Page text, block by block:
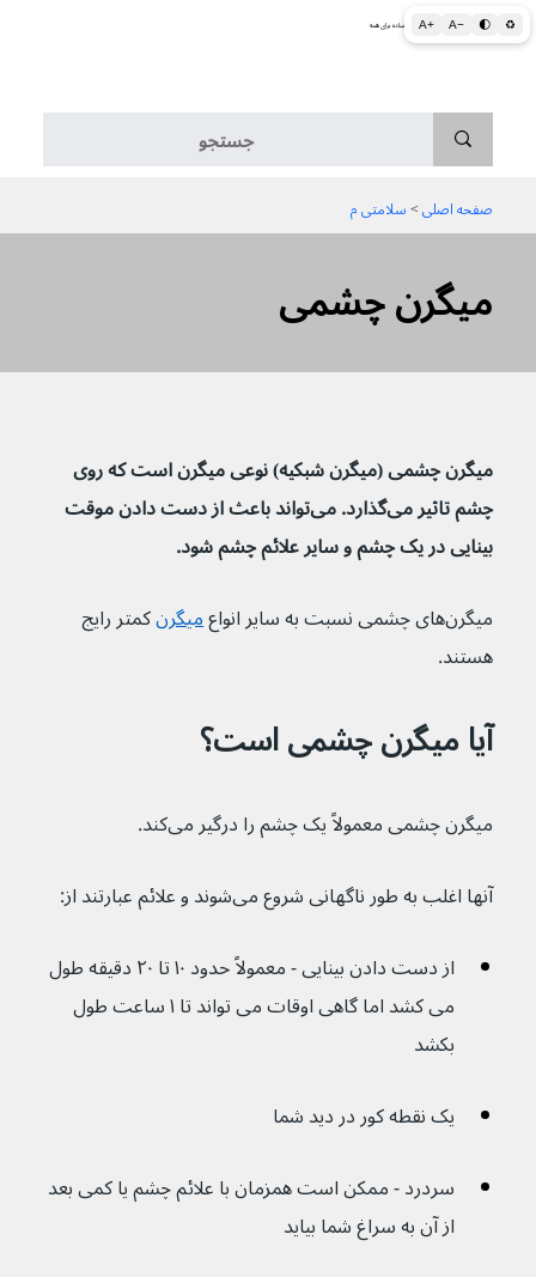
A+ A− 🌓 ♻ اطلاعات پزشکی و بهداشتی به زبان ساده برای همه
میگرن چشمی
صفحه اصلی > سلامتی م
میگرن چشمی (میگرن شبکیه) نوعی میگرن است که روی
چشم تاثیر می‌گذارد. می‌تواند باعث از دست دادن موقت
بینایی در یک چشم و سایر علائم چشم شود.
میگرن‌های چشمی نسبت به سایر انواع
میگرن کمتر رایج
هستند.
آیا میگرن چشمی است؟
میگرن چشمی معمولاً یک چشم را درگیر می‌کند.
آنها اغلب به طور ناگهانی شروع می‌شوند و علائم عبارتند از:
از دست دادن بینایی - معمولاً حدود ۱۰ تا ۲۰ دقیقه طول
می کشد اما گاهی اوقات می تواند تا ۱ ساعت طول
بکشد
یک نقطه کور در دید شما
سردرد - ممکن است همزمان با علائم چشم یا کمی بعد
از آن به سراغ شما بیاید